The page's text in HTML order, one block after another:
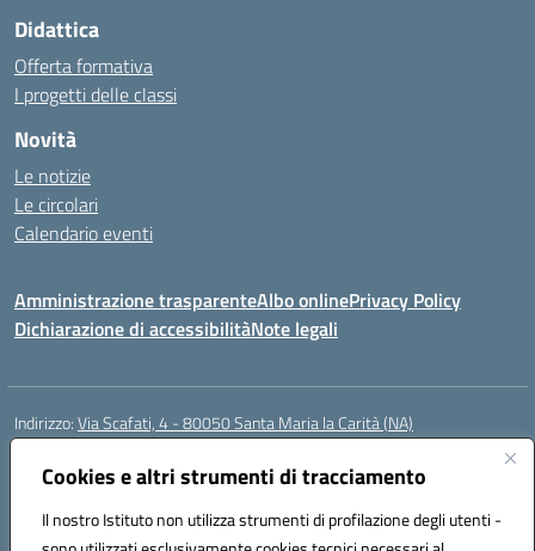
Cookies e altri strumenti di tracciamento
Il nostro Istituto non utilizza strumenti di profilazione degli utenti -
Didattica
Offerta formativa
I progetti delle classi
Novità
Le notizie
Le circolari
Calendario eventi
Amministrazione trasparenteAlbo onlinePrivacy Policy
Dichiarazione di accessibilitàNote legali
Indirizzo:Via Scafati, 4 - 80050 Santa Maria la Carità (NA)
Centralino:
Posta elettronica certificata (PEC):NAEE21900T@pec.istruzione.it
Codice fiscale: 90016250632
Codice meccanografico:NAEE21900T